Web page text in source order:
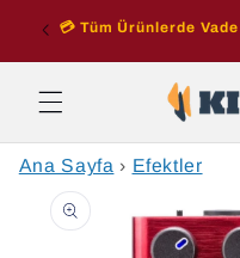
İçeriğe
atla
💳 Tüm Ürünlerde
Ana Sayfa › Efektler
Ürün
bilgisine
atla